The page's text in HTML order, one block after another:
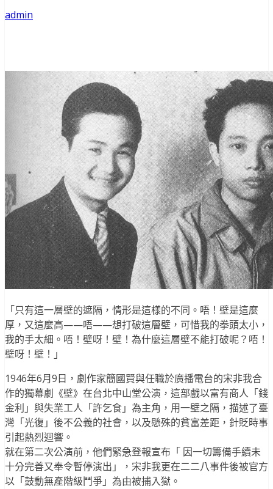
admin
「只有這一層壁的遮隔，情形是這樣的不同。唔！壁是這麼
厚，又這麼高——唔——想打破這層壁，可惜我的拳頭太小，
我的手太細。唔！壁呀！壁！為什麼這層壁不能打破呢？唔！
壁呀！壁！」
1946年6月9日，劇作家簡國賢與任職於廣播電台的宋非我合
作的獨幕劇《壁》在台北中山堂公演，這部戲以富有商人「錢
金利」與失業工人「許乞食」為主角，用一壁之隔，描述了臺
灣「光復」後不公義的社會，以及懸殊的貧富差距，針貶時事
引起熱烈迴響。
就在第二次公演前，他們緊急登報宣布「 因一切籌備手續未
十分完善又奉令暫停演出」，宋非我更在二二八事件後被官方
以「鼓動無產階級鬥爭」為由被捕入獄。